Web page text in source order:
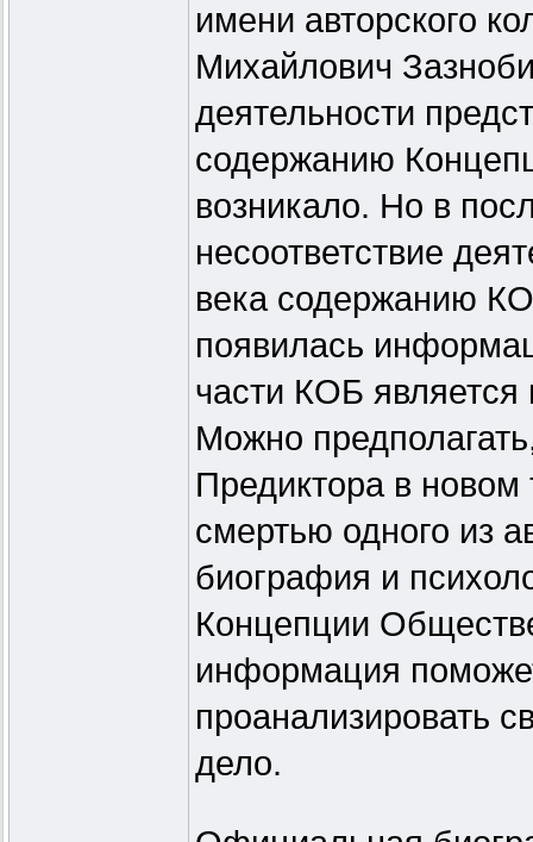
имени авторского
Михайлович
деятельности
содержанию
возникало. Но в
несоответствие
века содержанию
появилась
части КОБ
Можно
Предиктора в новом
смертью одного из
биография и
Концепции
информация
проанализировать
дело.